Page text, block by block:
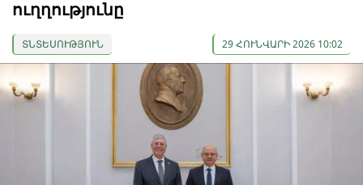
ուղղությունը
ՏՆՏԵՍՈՒԹՅՈՒՆ 29 ՀՈՒՆՎԱՐԻ 2026 10:02